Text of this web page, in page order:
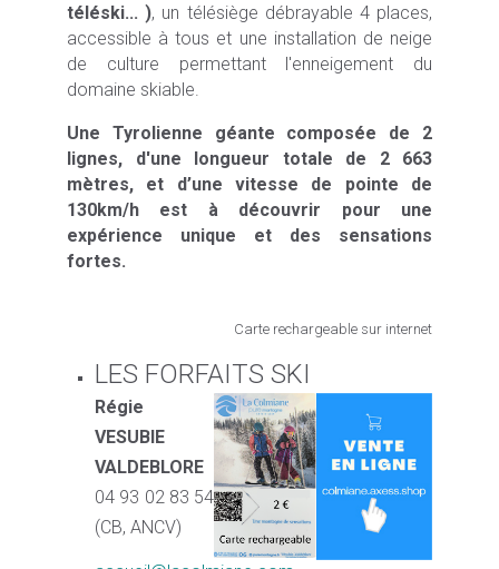
téléski... ), un télésiège débrayable 4 places,
accessible à tous et une installation de neige
de culture permettant l'enneigement du
domaine skiable.
Une Tyrolienne géante composée de 2
lignes, d'une longueur totale de 2 663
mètres, et d’une vitesse de pointe de
130km/h est à découvrir pour une
expérience unique et des sensations
fortes.
Carte rechargeable sur internet
LES FORFAITS SKI
Régie
VESUBIE
VALDEBLORE
04 93 02 83 54
(CB, ANCV)